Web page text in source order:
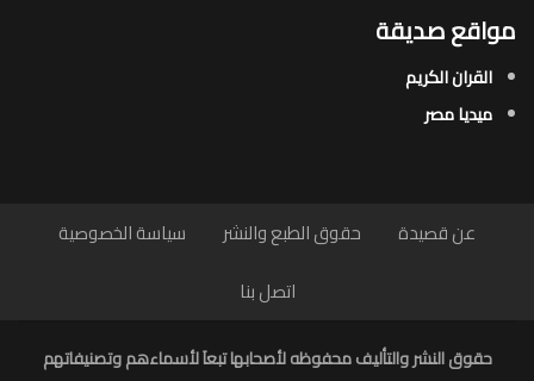
مواقع صديقة
القران الكريم
ميديا مصر
عن قصيدة حقوق الطبع والنشر
سياسة الخصوصية
اتصل بنا
حقوق النشر والتأليف محفوظه لأصحابها تبعاَ لأسماءهم وتصنيفاتهم